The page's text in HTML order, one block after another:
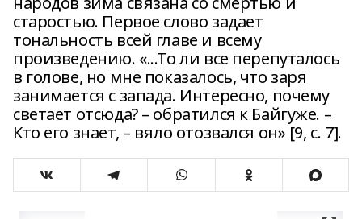
старостью. Первое слово задает
тональность всей главе и всему
произведению. «...То ли все перепуталось
в голове, но мне показалось, что заря
занимается с запада. Интересно, почему
светает отсюда? – обратился к Байгуже. –
Кто его знает, – вяло отозвался он» [9, с. 7].